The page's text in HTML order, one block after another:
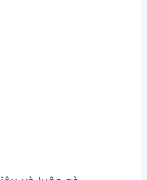
và luộc gà
cạo ruột, cắt lát
gà, nấu nhỏ lửa 15-20